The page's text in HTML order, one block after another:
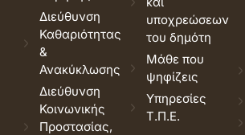
Διεύθυνση
Καθαριότητας
&
Ανακύκλωσης
Διεύθυνση
Κοινωνικής
Προστασίας,
υποχρεώσεων
του δημότη
Μάθε που
ψηφίζεις
Υπηρεσίες
Τ.Π.Ε.